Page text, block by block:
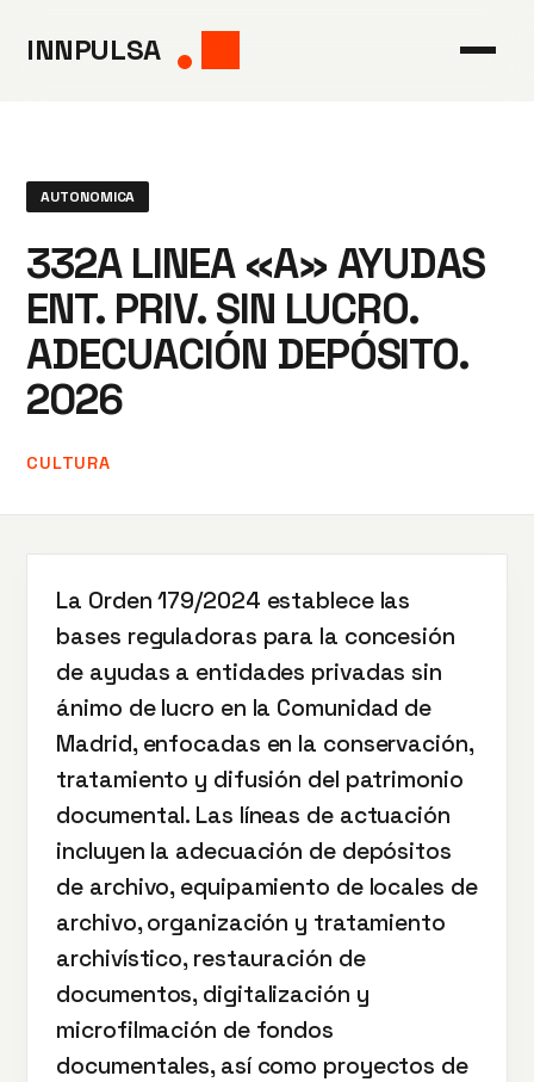
INNPULSA
AUTONOMICA
332A LINEA «A» AYUDAS
ENT. PRIV. SIN LUCRO.
ADECUACIÓN DEPÓSITO.
2026
CULTURA
La Orden 179/2024 establece las
bases reguladoras para la concesión
de ayudas a entidades privadas sin
ánimo de lucro en la Comunidad de
Madrid, enfocadas en la conservación,
tratamiento y difusión del patrimonio
documental. Las líneas de actuación
incluyen la adecuación de depósitos
de archivo, equipamiento de locales de
archivo, organización y tratamiento
archivístico, restauración de
documentos, digitalización y
microfilmación de fondos
documentales, así como proyectos de